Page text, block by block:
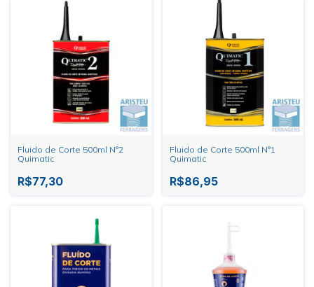
Fluido de Corte 500ml N°2
Quimatic
R$77,30
Fluido de Corte 500ml N°1
Quimatic
R$86,95